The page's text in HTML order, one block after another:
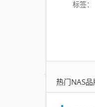
标签：
热门NAS品牌推